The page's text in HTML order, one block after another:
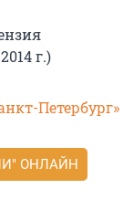
г.)
Петербург»
ОНЛАЙН